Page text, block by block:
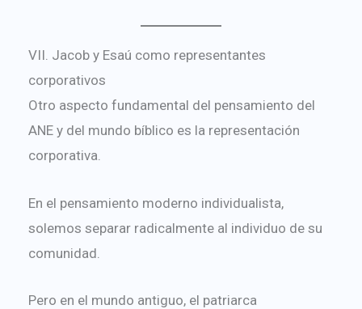
VII. Jacob y Esaú como representantes
corporativos
Otro aspecto fundamental del pensamiento del
ANE y del mundo bíblico es la representación
corporativa.
En el pensamiento moderno individualista,
solemos separar radicalmente al individuo de su
comunidad.
Pero en el mundo antiguo, el patriarca